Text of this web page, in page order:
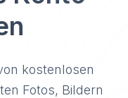
kostenlosen
Fotos, Bildern